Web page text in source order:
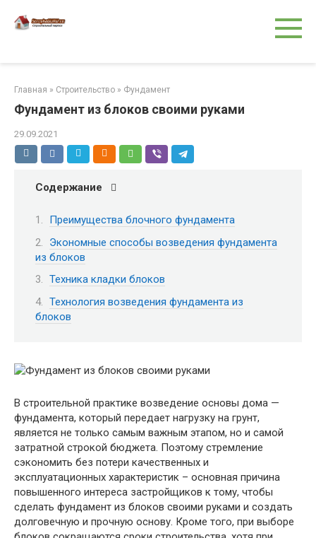
Главная » Строительство » Фундамент
Фундамент из блоков своими руками
29.09.2021
Содержание
Преимущества блочного фундамента
Экономные способы возведения фундамента
из блоков
Техника кладки блоков
Технология возведения фундамента из
блоков
В строительной практике возведение основы дома —
фундамента, который передает нагрузку на грунт,
является не только самым важным этапом, но и самой
затратной строкой бюджета. Поэтому стремление
сэкономить без потери качественных и
эксплуатационных характеристик – основная причина
повышенного интереса застройщиков к тому, чтобы
сделать фундамент из блоков своими руками и создать
долговечную и прочную основу. Кроме того, при выборе